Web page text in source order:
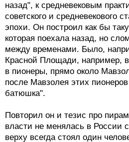
назад", к средневековым
советского и средневекового
эпохи. Он построил как бы
которая поехала назад, но
между временами. Было,
Красной Площади, например,
в пионеры, прямо около
после Мавзолея этих
батюшка".
Повторил он и тезис про
власти не менялась в России
верху всегда стоял один